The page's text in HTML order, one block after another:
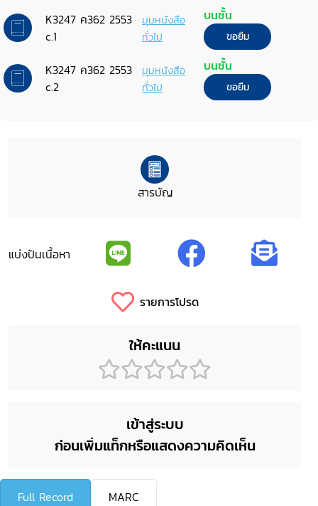
K3247 ค362 2553
c.1
มุมหนังสือ
ทั่วไป
บนชั้น
ขอยืม
K3247 ค362 2553
c.2
มุมหนังสือ
ทั่วไป
บนชั้น
ขอยืม
สารบัญ
แบ่งปันเนื้อหา
รายการโปรด
ให้คะแนน
เข้าสู่ระบบ
ก่อนเพิ่มแท็กหรือแสดงความคิดเห็น
Full Record MARC